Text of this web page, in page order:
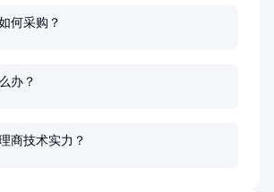
何采购？
办？
商技术实力？